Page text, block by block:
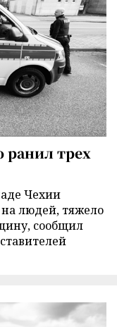
трех
Чехии
людей, тяжело
сообщил